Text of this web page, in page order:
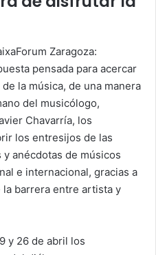
Zaragoza:
pensada para acercar
la música, de una manera
del musicólogo,
Chavarría, los
los entresijos de las
anécdotas de músicos
e internacional, gracias a
barrera entre artista y
y 26 de abril los